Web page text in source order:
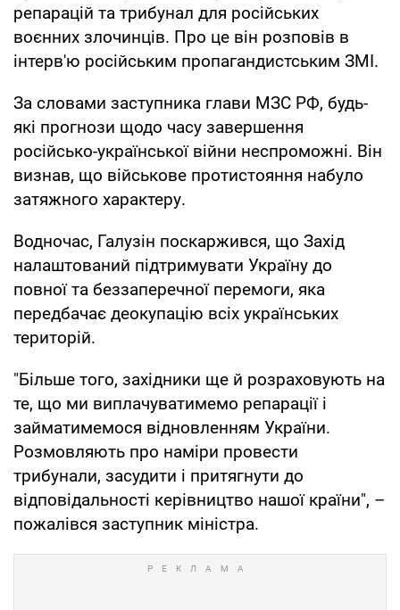
репарацій та трибунал для російських
воєнних злочинців. Про це він розповів в
інтерв'ю російським пропагандистським ЗМІ.
За словами заступника глави МЗС РФ, будь-
які прогнози щодо часу завершення
російсько-української війни неспроможні. Він
визнав, що військове протистояння набуло
затяжного характеру.
Водночас, Галузін поскаржився, що Захід
налаштований підтримувати Україну до
повної та беззаперечної перемоги, яка
передбачає деокупацію всіх українських
територій.
"Більше того, західники ще й розраховують на
те, що ми виплачуватимемо репарації і
займатимемося відновленням України.
Розмовляють про наміри провести
трибунали, засудити і притягнути до
відповідальності керівництво нашої країни", –
пожалівся заступник міністра.